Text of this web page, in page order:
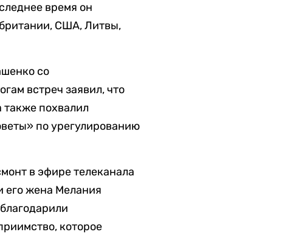
время он
США, Литвы,
со
встреч заявил, что
также похвалил
по урегулированию
в эфире телеканала
его жена Мелания
которое